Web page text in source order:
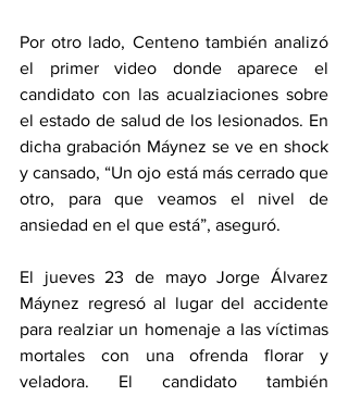
Por otro lado, Centeno también analizó
el primer video donde aparece el
candidato con las acualziaciones sobre
el estado de salud de los lesionados. En
dicha grabación Máynez se ve en shock
y cansado, “Un ojo está más cerrado que
otro, para que veamos el nivel de
ansiedad en el que está”, aseguró.
El jueves 23 de mayo Jorge Álvarez
Máynez regresó al lugar del accidente
para realziar un homenaje a las víctimas
mortales con una ofrenda florar y
veladora. El candidato también